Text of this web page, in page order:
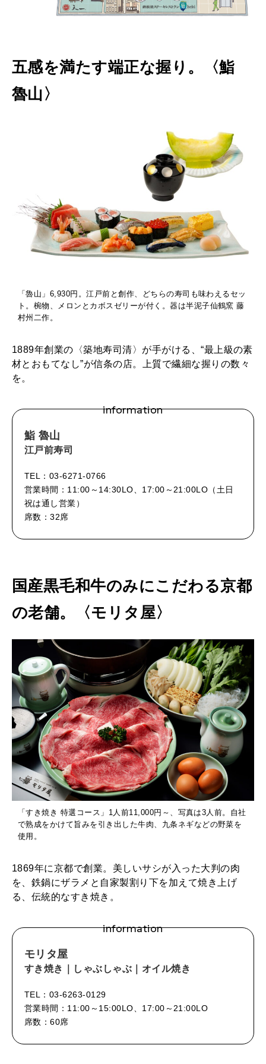
五感を満たす端正な握り。〈鮨
魯山〉
「魯山」6,930円。江戸前と創作、どちらの寿司も味わえるセッ
ト。椀物、メロンとカボスゼリーが付く。器は半泥子仙鶴窯 藤
村州二作。
1889年創業の〈築地寿司清〉が手がける、“最上級の素
材とおもてなし”が信条の店。上質で繊細な握りの数々
を。
information
鮨 魯山
江戸前寿司
TEL：03-6271-0766
営業時間：11:00～14:30LO、17:00～21:00LO（土日
祝は通し営業）
席数：32席
国産黒毛和牛のみにこだわる京都
の老舗。〈モリタ屋〉
「すき焼き 特選コース」1人前11,000円～、写真は3人前。自社
で熟成をかけて旨みを引き出した牛肉、九条ネギなどの野菜を
使用。
1869年に京都で創業。美しいサシが入った大判の肉
を、鉄鍋にザラメと自家製割り下を加えて焼き上げ
る、伝統的なすき焼き。
information
モリタ屋
すき焼き｜しゃぶしゃぶ｜オイル焼き
TEL：03-6263-0129
営業時間：11:00～15:00LO、17:00～21:00LO
席数：60席